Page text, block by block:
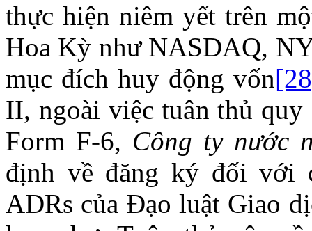
thực hiện niêm yết trên
Hoa Kỳ như NASDAQ,
mục đích huy động vốn
II, ngoài việc tuân thủ
Form F-6, Công ty nước
định về đăng ký đối với
ADRs của Đạo luật Giao